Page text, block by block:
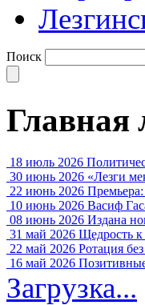
Поиск
Главная
18 июль 2026
30 июнь 2026 «Лезги
22 июнь 2026
10 июнь 2026 Васиф
08 июнь 2026 Издана
31 май 2026 Щедрость к
22 май 2026 Ротация
16 май 2026
Загрузка...